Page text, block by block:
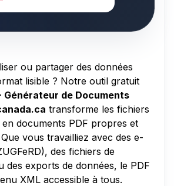
ou partager des données
lisible ? Notre outil gratuit
Générateur de Documents
transforme les fichiers
documents PDF propres et
vous travailliez avec des e-
des fichiers de
des exports de données, le PDF
XML accessible à tous.